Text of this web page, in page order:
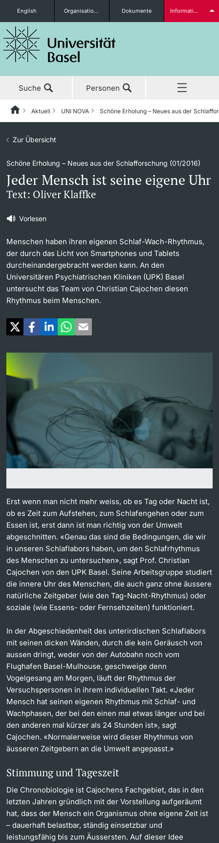
Studieninteressierte
Doktorierende
Fördernde & Alumni
weitere Informationen
Dozierende
weitere Informationen
English Organisationseinheiten Dokumente Informationen für...
Suche Personen
Aktuell
Aktuell
News
Ehrungen & Preise
Newsletter
Universität in den Medien
Veranstaltungskalender
Social Media
UNI NOVA
UNI NOVA – Alle Ausgaben
UNI NOVA bestellen
Mediadaten
Service für Medien
Ukraine
Studium
Forschung
Lehre
Weiterbildung
Universität
HomeZurückAktuell UNI NOVA Schöne Erholung – Neues aus der
Zur Übersicht
Vorlesen
Schöne Erholung – Neues aus der Schlafforschung (01/2016)
Jeder Mensch ist seine eigene Uhr
Text: Oliver Klaffke
Menschen haben ihren eigenen Schlaf-Wach-Rhythmus,
der durch das Licht von Smartphones und Tablets
durcheinandergebracht werden kann. An den
Universitären Psychiatrischen Kliniken (UPK) Basel
untersucht das Team von Christian Cajochen diesen
Rhythmus beim Menschen.
Erst wenn man nicht mehr weiss, ob es Tag oder Nacht ist,
ob es Zeit zum Aufstehen, zum Schlafengehen oder zum
Essen ist, erst dann ist man richtig von der Umwelt
abgeschnitten. «Genau das sind die Bedingungen, die wir
in unseren Schlaflabors haben, um den Schlafrhythmus
des Menschen zu untersuchen», sagt Prof. Christian
Cajochen von den UPK Basel. Seine Arbeitsgruppe studiert
die innere Uhr des Menschen, die auch ganz ohne äussere
natürliche Zeitgeber (wie den Tag-Nacht-Rhythmus) oder
soziale (wie Essens- oder Fernsehzeiten) funktioniert.
In der Abgeschiedenheit des unterirdischen Schlaflabors
mit seinen dicken Wänden, durch die kein Geräusch von
aussen dringt, weder von der Autobahn noch vom
Flughafen Basel-Mulhouse, geschweige denn
Vogelgesang am Morgen, läuft der Rhythmus der
Versuchspersonen in ihrem individuellen Takt. «Jeder
Mensch hat seinen eigenen Rhythmus mit Schlaf- und
Wachphasen, der bei den einen mal etwas länger und bei
den anderen mal kürzer als 24 Stunden ist», sagt
Cajochen. «Normalerweise wird dieser Rhythmus von
äusseren Zeitgebern an die Umwelt angepasst.»
Stimmung und Tageszeit
Die Chronobiologie ist Cajochens Fachgebiet, das in den
letzten Jahren gründlich mit der Vorstellung aufgeräumt
hat, dass der Mensch ein Organismus ohne eigene Zeit ist
– dauerhaft belastbar, ständig einsetzbar und
leistungsfähig bis zum Äussersten. Auf dieser Idee